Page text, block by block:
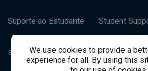
We use cookies to provide a
experience for all. By using this
Suporte ao Estudante Student
success@vitalsource.com